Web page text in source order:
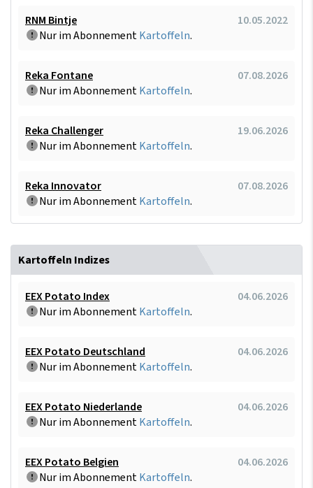
RNM Bintje
10.05.2022
Nur im AbonnementKartoffeln.
Reka Fontane
07.08.2026
Nur im AbonnementKartoffeln.
Reka Challenger
19.06.2026
Nur im AbonnementKartoffeln.
Reka Innovator
07.08.2026
Nur im AbonnementKartoffeln.
Kartoffeln Indizes
EEX Potato Index
04.06.2026
Nur im AbonnementKartoffeln.
EEX Potato Deutschland
04.06.2026
Nur im AbonnementKartoffeln.
EEX Potato Niederlande
04.06.2026
Nur im AbonnementKartoffeln.
EEX Potato Belgien
04.06.2026
Nur im AbonnementKartoffeln.